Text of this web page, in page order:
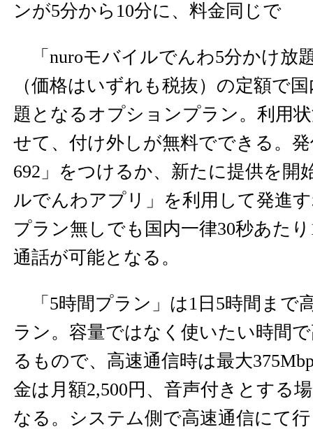
ンが5分から10分に、料金同じで
「nuroモバイルでんわ5分かけ放
（価格はいずれも税抜）の定額で
題となるオプションプラン。利用
せて、付け外しが無料でできる。発
692」をつけるか、新たに提供を開
ルでんわアプリ」を利用して発進
プラン無しでも国内一律30秒あた
通話が可能となる。
「5時間プラン」は1日5時間まで
ラン。容量ではなく使いたい時間
るもので、高速通信時は最大
金は月額2,500円、音声付きとする
なる。システム側で高速通信にて